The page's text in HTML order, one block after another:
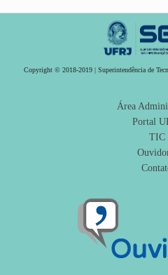
Copyright © 2018-2019 | Superintendência de
Área
Portal
TIC